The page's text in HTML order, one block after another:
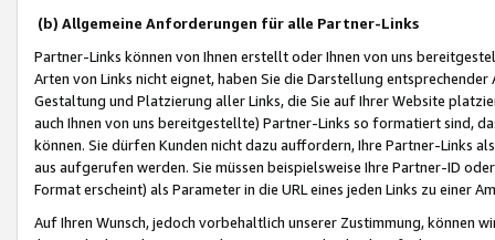
(b) Allgemeine Anforderungen für alle Partner-Links
Partner-Links können von Ihnen erstellt oder Ihnen von uns
Arten von Links nicht eignet, haben Sie die Darstellung
Gestaltung und Platzierung aller Links, die Sie auf Ihrer Website
auch Ihnen von uns bereitgestellte) Partner-Links so formatiert sind,
können. Sie dürfen Kunden nicht dazu auffordern, Ihre Partner-Links
aus aufgerufen werden. Sie müssen beispielsweise Ihre Partner-ID
Format erscheint) als Parameter in die URL eines jeden Links zu einer
Auf Ihren Wunsch, jedoch vorbehaltlich unserer Zustimmung, können